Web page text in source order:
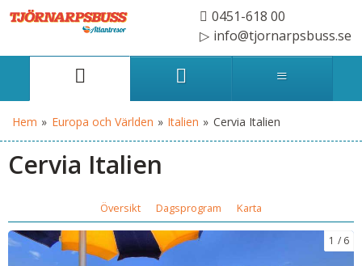
0451-618 00
info@tjornarpsbuss.se
Hem » Europa och Världen » Italien » Cervia Italien
Cervia Italien
Översikt Dagsprogram Karta
1 6